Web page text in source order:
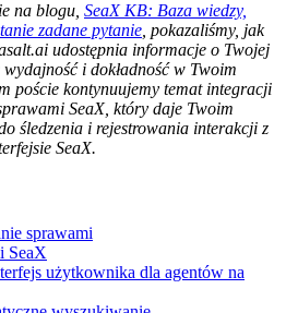
na blogu, SeaX KB: Baza wiedzy,
zadane pytanie , pokazaliśmy, jak
udostępnia informacje o Twojej
i dokładność w Twoim
poście kontynuujemy temat integracji
SeaX, który daje Twoim
śledzenia i rejestrowania interakcji z
SeaX.
sprawami
SeaX
użytkownika dla agentów na